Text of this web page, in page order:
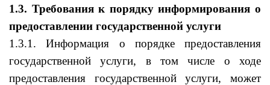
1.3. Требования к порядку информирования о
предоставлении государственной услуги
1.3.1. Информация о порядке предоставления
государственной услуги, в том числе о ходе
предоставления государственной услуги, может